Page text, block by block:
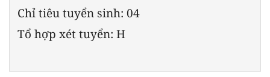
Chỉ tiêu tuyển sinh: 04
Tổ hợp xét tuyển: H